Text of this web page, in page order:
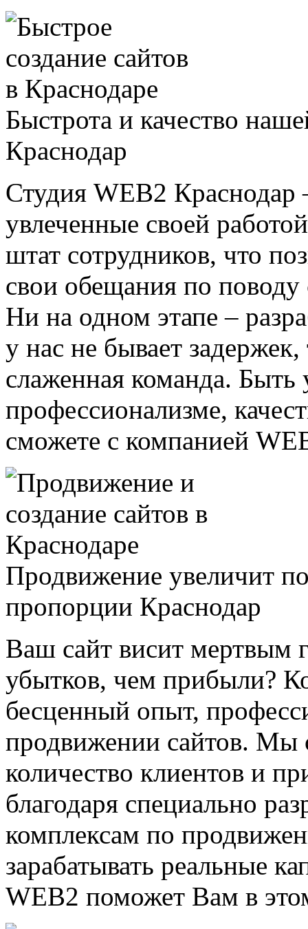
Быстрота и качество
Краснодар
Студия WEB2 Краснодар
увлеченные своей
штат сотрудников, что
свои обещания по
Ни на одном этапе –
у нас не бывает
слаженная команда.
профессионализме,
сможете с компанией
Продвижение увеличит
пропорции Краснодар
Ваш сайт висит мертвым
убытков, чем прибыли?
бесценный опыт,
продвижении сайтов. Мы
количество клиентов и
благодаря специально
комплексам по
зарабатывать реальные
WEB2 поможет Вам в